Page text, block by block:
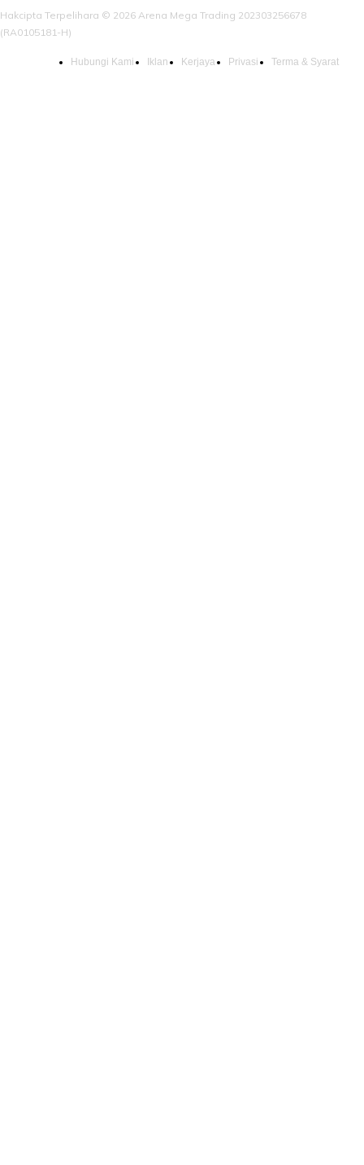
Hakcipta Terpelihara © 2026 Arena Mega Trading 202303256678
(RA0105181-H)
Hubungi Kami Iklan Kerjaya Privasi Terma & Syarat